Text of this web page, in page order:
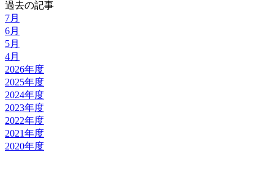
過去の記事
7月
6月
5月
4月
2026年度
2025年度
2024年度
2023年度
2022年度
2021年度
2020年度